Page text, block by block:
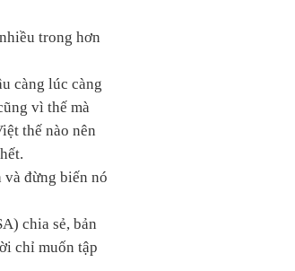
trong hơn
càng lúc càng
vì thế mà
thế nào nên
đừng biến nó
chia sẻ, bản
chỉ muốn tập